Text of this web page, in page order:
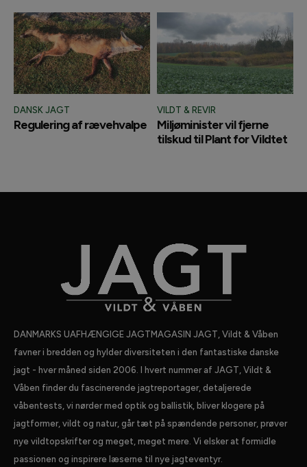
DANSK JAGT
Regulering af rævehvalpe
VILDT & REVIR
Miljøminister vil fjerne
tilskud til Plant for Vildtet
DANMARKS UAFHÆNGIGE JAGTMAGASIN JAGT, Vildt & Våben
favner i bredden og hylder diversiteten i den fantastiske danske
jagt - hver måned siden 2006. I hvert nummer af JAGT, Vildt &
Våben finder du fascinerende jagtreportager, detaljerede
våbentests, vi nørder med optik og ballistik, bliver klogere på
jagtformer, vildt og natur, går tæt på spændende personer, prøver
nye vildtopskrifter og meget, meget mere. Vi elsker at formidle
passionen og inspirere læserne til nye jagteventyr.